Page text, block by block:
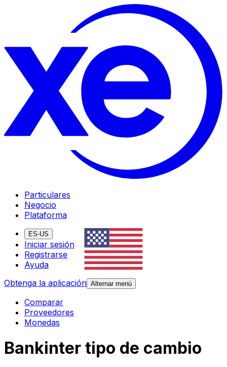
Particulares
Negocio
Plataforma
ES-US
Iniciar sesión
Registrarse
Ayuda
Obtenga la aplicación Alternar menú
Comparar
Proveedores
Monedas
Bankinter tipo de cambio